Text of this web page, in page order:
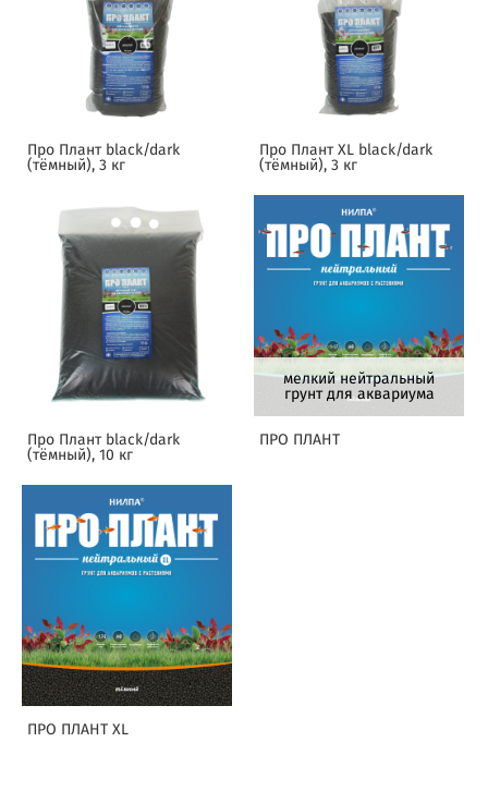
Про Плант black/dark
(тёмный), 3 кг
Про Плант XL black/dark
(тёмный), 3 кг
Про Плант black/dark
(тёмный), 10 кг
мелкий нейтральный
грунт для аквариума
ПРО ПЛАНТ
ПРО ПЛАНТ XL